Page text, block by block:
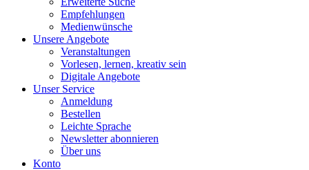
Empfehlungen
Medienwünsche
Unsere Angebote
Veranstaltungen
Vorlesen, lernen, kreativ sein
Digitale Angebote
Unser Service
Anmeldung
Bestellen
Leichte Sprache
Newsletter abonnieren
Über uns
Konto